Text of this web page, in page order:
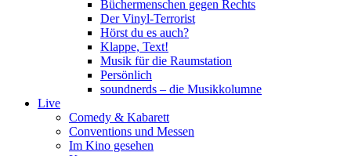
Büchermenschen gegen Rechts
Der Vinyl-Terrorist
Hörst du es auch?
Klappe, Text!
Musik für die Raumstation
Persönlich
soundnerds – die Musikkolumne
Live
Comedy & Kabarett
Conventions und Messen
Im Kino gesehen